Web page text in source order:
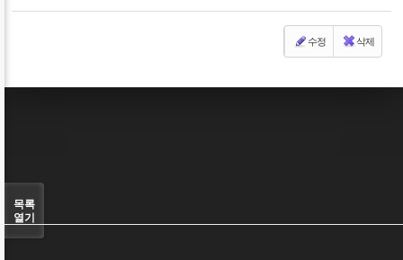
수정 삭제
목록
열기
Sketchbook5, 스케치북5
Sketchbook5, 스케치북5